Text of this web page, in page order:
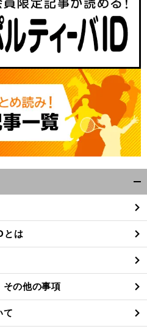
閉
る
とは
その他の事項
て